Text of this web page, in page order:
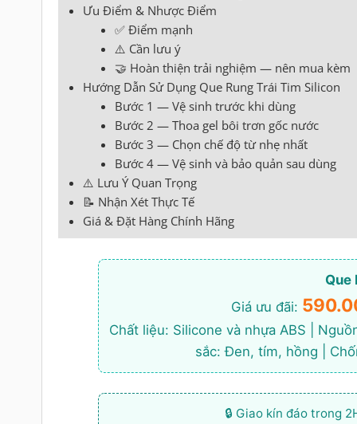
Ưu Điểm & Nhược Điểm
✅ Điểm mạnh
⚠️ Cần lưu ý
🤝 Hoàn thiện trải nghiệm — nên mua kèm
Hướng Dẫn Sử Dụng Que Rung Trái Tim Silicon
Bước 1 — Vệ sinh trước khi dùng
Bước 2 — Thoa gel bôi trơn gốc nước
Bước 3 — Chọn chế độ từ nhẹ nhất
Bước 4 — Vệ sinh và bảo quản sau dùng
⚠️ Lưu Ý Quan Trọng
📝 Nhận Xét Thực Tế
Giá & Đặt Hàng Chính Hãng
Que
Giá ưu đãi:
Chất liệu: Silicone và nhựa ABS |
sắc: Đen, tím, hồng |
🔒 Giao kín đáo trong